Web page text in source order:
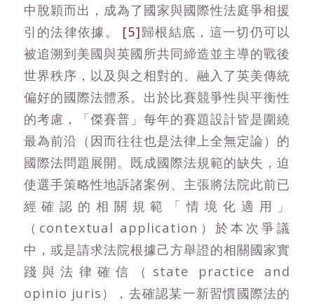
中脫穎而出，成為了國家與國際性法庭爭相援
引的法律依據。 [5]歸根結底，這一切仍可以
被追溯到美國與英國所共同締造並主導的戰後
世界秩序，以及與之相對的、融入了英美傳統
偏好的國際法體系。出於比賽競爭性與平衡性
的考慮，「傑賽普」每年的賽題設計皆是圍繞
最為前沿（因而往往也是法律上全無定論）的
國際法問題展開。既成國際法規範的缺失，迫
使選手策略性地訴諸案例、主張將法院此前已
經確認的相關規範「情境化適用」
（contextual application）於本次爭議
中，或是請求法院根據己方舉證的相關國家實
踐與法律確信（state practice and
opinio juris），去確認某一新習慣國際法的